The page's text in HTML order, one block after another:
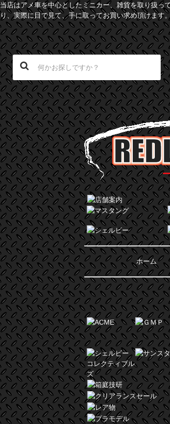
当店はアメ車を中心としたミニカー、雑貨を取り扱
り、実際に目で見て、手に取ってお買い求め頂けます
ホーム